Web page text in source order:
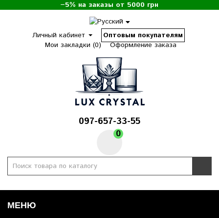
−5% на заказы от 5000 грн
Личный кабинет
Оптовым покупателям
Мои закладки (0)
Оформление заказа
097-657-33-55
0
МЕНЮ